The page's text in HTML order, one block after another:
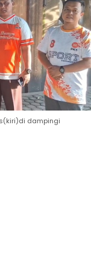
dampingi